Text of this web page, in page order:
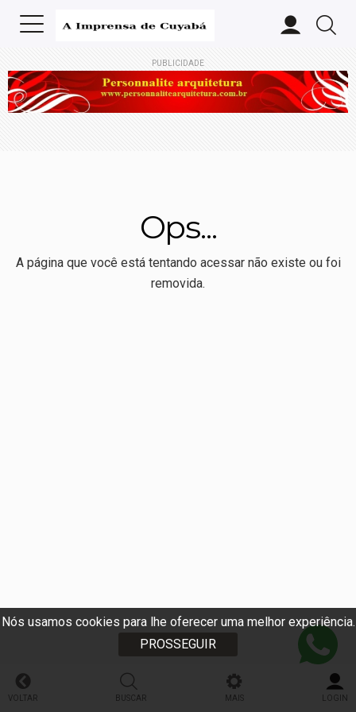
Nós usamos cookies para lhe oferecer uma melhor experiência.
PROSSEGUIR
PUBLICIDADE
Ops...
A página que você está tentando acessar não existe ou foi
removida.
VOLTAR BUSCAR MAIS LOGIN